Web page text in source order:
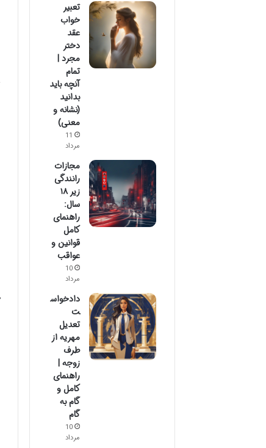
تعبیر
خواب
عقد
دختر
مجرد |
تمام
آنچه باید
بدانید
(نشانه و
معنی)
11
مرداد
مجازات
رانندگی
زیر ۱۸
سال:
راهنمای
کامل
قوانین و
عواقب
10
مرداد
دادخواس
ت
تعدیل
مهریه از
طرف
زوجه |
راهنمای
کامل و
گام به
گام
10
مرداد